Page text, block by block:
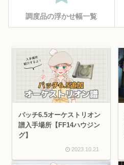
調度品の浮かせ幅一覧
パッチ6.5オーケストリオン
譜入手場所【FF14ハウジン
グ】
2023.10.21